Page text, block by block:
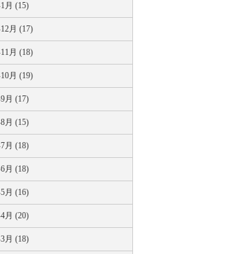
月 (15)
月 (17)
月 (18)
月 (19)
月 (17)
月 (15)
月 (18)
月 (18)
月 (16)
月 (20)
月 (18)